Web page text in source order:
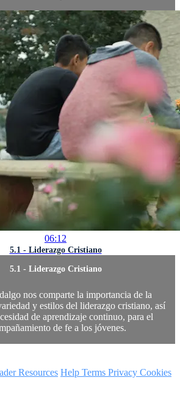
06:12
5.1 - Liderazgo Cristiano
5.1 - Liderazgo Cristiano
nos comparte la importancia de la
y estilos del liderazgo cristiano, así
de aprendizaje continuo, para el
de fe a los jóvenes.
Resources Help Terms Privacy Cookies